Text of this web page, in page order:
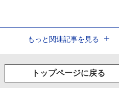
もっと関連記事を見る
トップページに戻る